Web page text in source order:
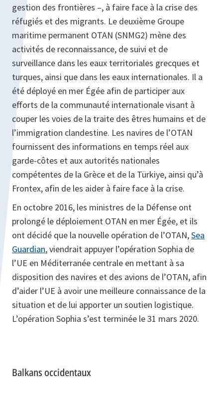
gestion des frontières –, à faire face à la crise des
réfugiés et des migrants. Le deuxième Groupe
maritime permanent OTAN (SNMG2) mène des
activités de reconnaissance, de suivi et de
surveillance dans les eaux territoriales grecques et
turques, ainsi que dans les eaux internationales. Il a
été déployé en mer Égée afin de participer aux
efforts de la communauté internationale visant à
couper les voies de la traite des êtres humains et de
l’immigration clandestine. Les navires de l’OTAN
fournissent des informations en temps réel aux
garde-côtes et aux autorités nationales
compétentes de la Grèce et de la Türkiye, ainsi qu’à
Frontex, afin de les aider à faire face à la crise.
En octobre 2016, les ministres de la Défense ont
prolongé le déploiement OTAN en mer Égée, et ils
ont décidé que la nouvelle opération de l’OTAN,Sea
Guardian, viendrait appuyer l’opération Sophia de
l’UE en Méditerranée centrale en mettant à sa
disposition des navires et des avions de l’OTAN, afin
d’aider l’UE à avoir une meilleure connaissance de la
situation et de lui apporter un soutien logistique.
L’opération Sophia s’est terminée le 31 mars 2020.
Balkans occidentaux